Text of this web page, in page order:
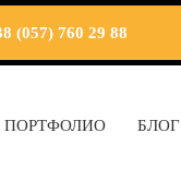
(057) 760 29 88
ПОРТФОЛИО БЛОГ